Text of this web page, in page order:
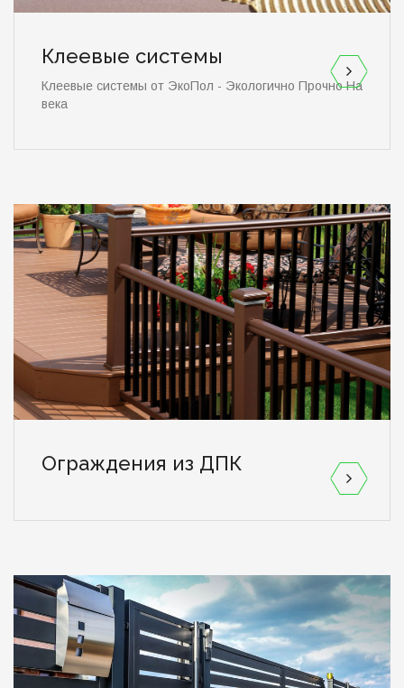
Клеевые системы
Клеевые системы от ЭкоПол - Экологично Прочно На
века
Ограждения из ДПК